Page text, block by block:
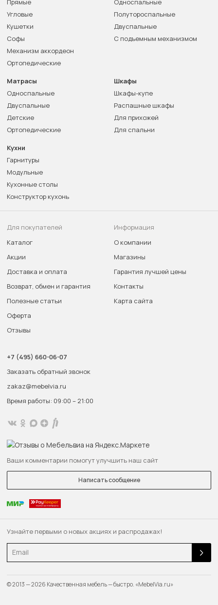
Узнайте первыми о новых акциях и распродажах!
Email
Прямые
Угловые
Кушетки
Софы
Механизм аккордеон
Ортопедические
Односпальные
Полутороспальные
Двуспальные
С подъемным механизмом
Матрасы
Односпальные
Двуспальные
Детские
Ортопедические
Шкафы
Шкафы-купе
Распашные шкафы
Для прихожей
Для спальни
Кухни
Гарнитуры
Модульные
Кухонные столы
Конструктор кухонь
Для покупателей
Каталог
Акции
Доставка и оплата
Возврат, обмен и гарантия
Полезные статьи
Оферта
Отзывы
Информация
О компании
Магазины
Гарантия лучшей цены
Контакты
Карта сайта
+7 (495) 660-06-07
Заказать обратный звонок
zakaz@mebelvia.ru
Время работы: 09:00 – 21:00
Ваши комментарии помогут улучшить наш сайт
Написать сообщение
© 2013 — 2026 Качественная мебель — быстро. «MebelVia.ru»